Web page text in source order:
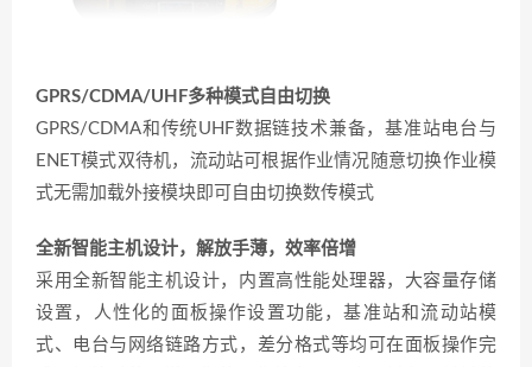
GPRS/CDMA/UHF多种模式自由切换
GPRS/CDMA和传统UHF数据链技术兼备，基准站电台与
ENET模式双待机，流动站可根据作业情况随意切换作业模
式无需加载外接模块即可自由切换数传模式
全新智能主机设计，解放手薄，效率倍增
采用全新智能主机设计，内置高性能处理器，大容量存储
设置，人性化的面板操作设置功能，基准站和流动站模
式、电台与网络链路方式，差分格式等均可在面板操作完